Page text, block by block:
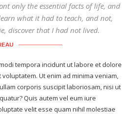
only the essential facts of life, and
what it had to teach, and not,
discover that I had not lived.
tempora incidunt ut labore et dolore
Ut enim ad minima veniam,
corporis suscipit laboriosam, nisi ut
Quis autem vel eum iure
velit esse quam nihil molestiae